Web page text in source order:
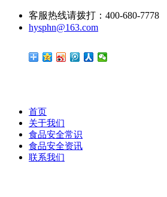
客服热线请拨打：400-680-7778
hysphn@163.com
首页
关于我们
食品安全常识
食品安全资讯
联系我们